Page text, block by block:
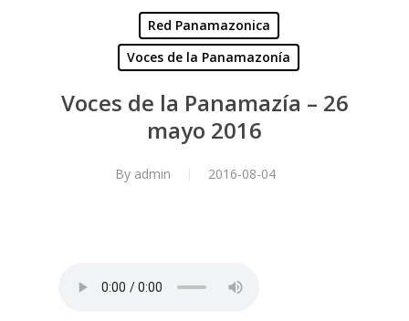
Red Panamazonica
Voces de la Panamazonía
Voces de la Panamazía – 26
mayo 2016
By admin 2016-08-04